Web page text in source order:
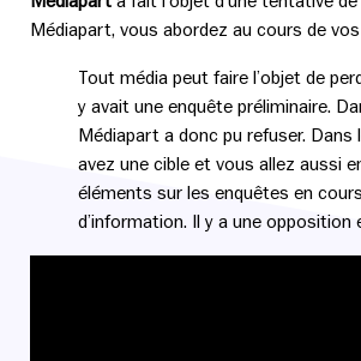
Médiapart, vous abordez au cours de
Tout média peut faire l’objet de
y avait une enquête préliminaire.
Médiapart a donc pu refuser. Dans
avez une cible et vous allez aussi
éléments sur les enquêtes en
d’information. Il y a une opposition